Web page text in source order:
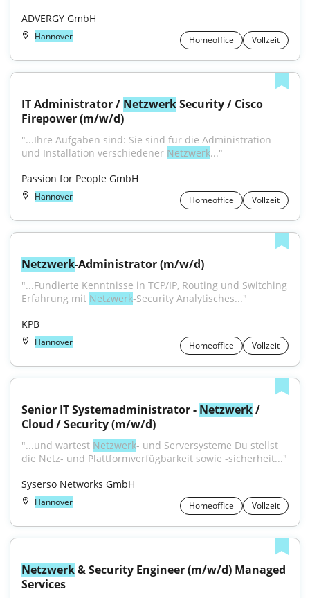
ADVERGY GmbH
Hannover Homeoffice Vollzeit
IT Administrator / Netzwerk Security / Cisco
Firepower (m/w/d)
"...Ihre Aufgaben sind: Sie sind für die Administration
und Installation verschiedener Netzwerk..."
Passion for People GmbH
Hannover Homeoffice Vollzeit
Netzwerk-Administrator (m/w/d)
"...Fundierte Kenntnisse in TCP/IP, Routing und Switching
Erfahrung mit Netzwerk-Security Analytisches..."
KPB
Hannover Homeoffice Vollzeit
Senior IT Systemadministrator - Netzwerk /
Cloud / Security (m/w/d)
"...und wartest Netzwerk- und Serversysteme Du stellst
die Netz- und Plattformverfügbarkeit sowie -sicherheit..."
Syserso Networks GmbH
Hannover Homeoffice Vollzeit
Netzwerk & Security Engineer (m/w/d) Managed
Services